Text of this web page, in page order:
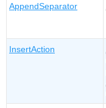
AppendSeparator
InsertAction